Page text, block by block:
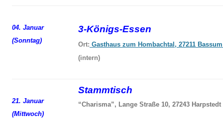
04. Januar
(Sonntag)
3-Königs-Essen
Ort: Gasthaus zum Hombachtal, 27211
(intern)
21. Januar
(Mittwoch)
Stammtisch
“Charisma”, Lange Straße 10, 27243 Harpstedt